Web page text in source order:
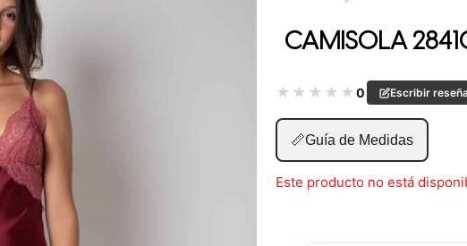
CAMISOLA
★ ★ ★ ★ ★0 Escribir
📏Guía de Medidas
Este producto no está